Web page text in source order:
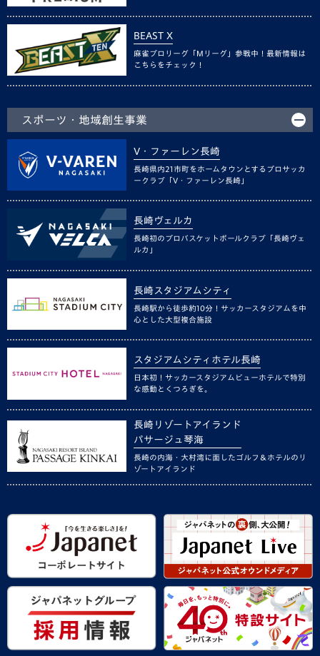
BEAST X
麻雀プロリーグ「Mリーグ」参戦中！最新情報は
こちらをチェック！
スポーツ・地域創生事業
V・ファーレン長崎
長崎県内21市町をホームタウンとするプロサッカ
ークラブ「V・ファーレン長崎」
長崎ヴェルカ
長崎初のプロバスケットボールクラブ「長崎ヴェ
ルカ」
長崎スタジアムシティ
長崎駅から徒歩約10分！サッカースタジアムを中
心とした大型複合施設
スタジアムシティホテル長崎
日本初！サッカースタジアムビューホテルで特別
な感動とくつろぎを。
長崎リゾートアイランド
パサージュ琴海
長崎の内海・大村湾に面したゴルフ＆ホテルのリ
ゾートアイランド